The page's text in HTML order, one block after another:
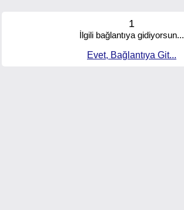
1
İlgili bağlantıya gidiyorsun...
Evet, Bağlantıya Git...